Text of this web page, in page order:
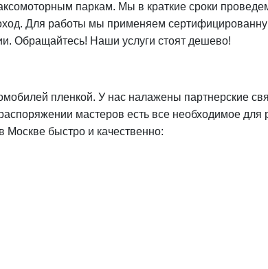
паркам. Мы в краткие сроки
Для работы мы применяем
Обращайтесь! Наши услуги стоят дешево!
пленкой. У нас налажены партнерские
мастеров есть все необходимое для
быстро и качественно: